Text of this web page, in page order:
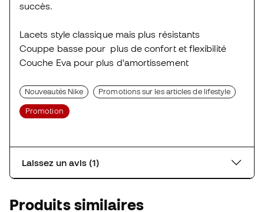
succès.
Lacets style classique mais plus résistants
Couppe basse pour plus de confort et flexibilité
Couche Eva pour plus d'amortissement
Nouveautés Nike Promotions sur les articles de lifestyle
Promotion
Laissez un avis (1)
Produits similaires